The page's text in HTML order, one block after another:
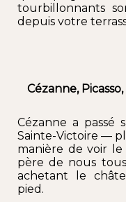
tourbillonnants
depuis votre
Cézanne,
Cézanne a passé
Sainte-Victoire —
manière de voir le
père de nous
achetant le
pied.